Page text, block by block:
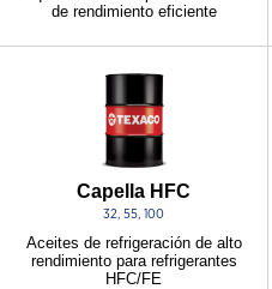
de rendimiento eficiente
Capella HFC
32, 55, 100
Aceites de refrigeración de alto
rendimiento para refrigerantes
HFC/FE